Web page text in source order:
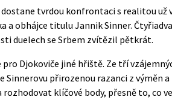
tvrdou konfrontaci s realitou už
a obhájce titulu Jannik Sinner.
duelech se Srbem zvítězil pětkrát.
Djokoviče jiné hřiště. Ze tří
Sinnerovu přirozenou razanci z výměn
klíčové body, přesně to, co